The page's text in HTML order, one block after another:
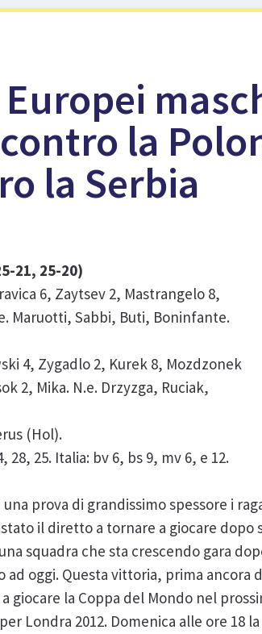
la
la Serbia
21, 25-20)
6, Zaytsev 2, Mastrangelo 8,
Maruotti, Sabbi, Buti, Boninfante.
4, Zygadlo 2, Kurek 8, Mozdzonek
2, Mika. N.e. Drzyzga, Ruciak,
(Hol).
28, 25. Italia: bv 6, bs 9, mv 6, e 12.
una prova di grandissimo spessore i
il diretto a tornare a giocare
squadra che sta crescendo gara
oggi. Questa vittoria, prima ancora
giocare la Coppa del Mondo nel
Londra 2012. Domenica alle ore 18